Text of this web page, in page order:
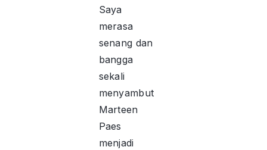
Saya
merasa
senang dan
bangga
sekali
menyambut
Marteen
Paes
menjadi